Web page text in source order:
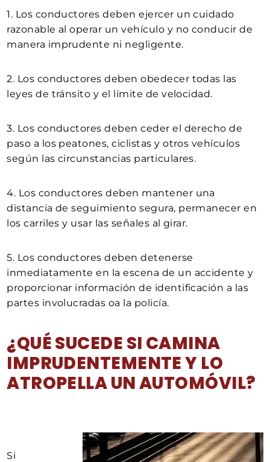
1. Los conductores deben ejercer un cuidado
razonable al operar un vehículo y no conducir de
manera imprudente ni negligente.
2. Los conductores deben obedecer todas las
leyes de tránsito y el límite de velocidad.
3. Los conductores deben ceder el derecho de
paso a los peatones, ciclistas y otros vehículos
según las circunstancias particulares.
4. Los conductores deben mantener una
distancia de seguimiento segura, permanecer en
los carriles y usar las señales al girar.
5. Los conductores deben detenerse
inmediatamente en la escena de un accidente y
proporcionar información de identificación a las
partes involucradas oa la policía.
¿QUÉ SUCEDE SI CAMINA
IMPRUDENTEMENTE Y LO
ATROPELLA UN AUTOMÓVIL?
Si